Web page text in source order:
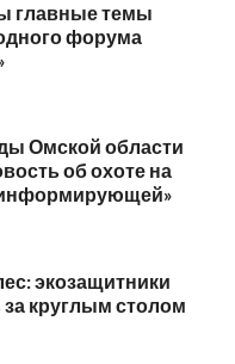
главные темы
форума
Омской области
об охоте на
экозащитники
круглым столом